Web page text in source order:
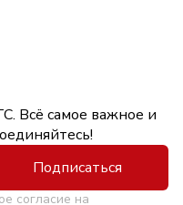
Всё самое важное и
Подписаться
согласие на